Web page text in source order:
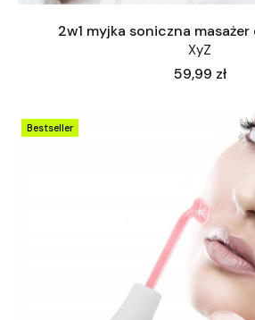
2w1 myjka soniczna
XyZ
Cena
59,99 zł
Bestseller